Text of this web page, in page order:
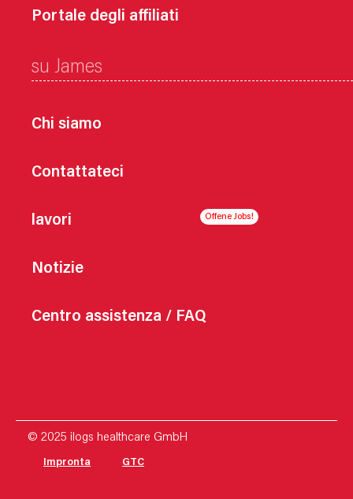
Portale degli affiliati
su James
Chi siamo
Contattateci
lavori
Notizie
Centro assistenza / FAQ
© 2025 ilogs healthcare GmbH
Impronta GTC